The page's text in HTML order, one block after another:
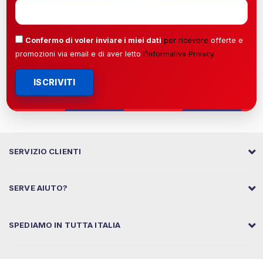
Confermo di voler inviare i miei dati per ricevere offerte e
promozioni via email e di aver letto l’Informativa Privacy.
ISCRIVITI
SERVIZIO CLIENTI
SERVE AIUTO?
SPEDIAMO IN TUTTA ITALIA